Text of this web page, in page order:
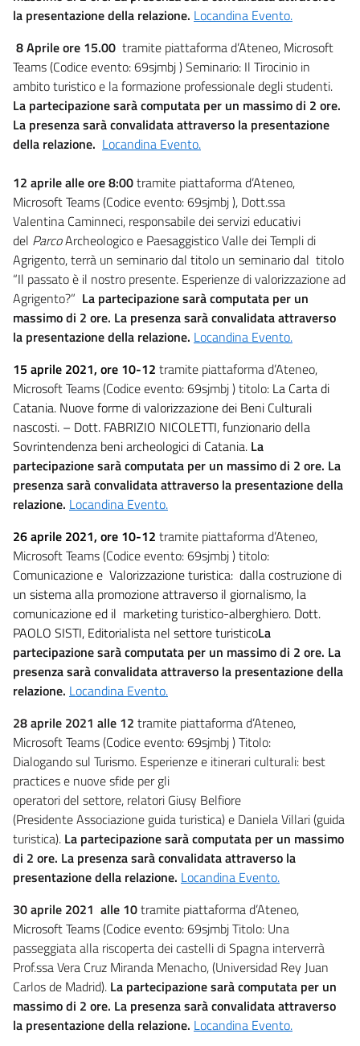
la presentazione della relazione. Locandina Evento.
8 Aprile ore 15.00 tramite piattaforma d’Ateneo, Microsoft
Teams (Codice evento: 69sjmbj ) Seminario: Il Tirocinio in
ambito turistico e la formazione professionale degli studenti.
La partecipazione sarà computata per un massimo di 2 ore.
La presenza sarà convalidata attraverso la presentazione
della relazione. Locandina Evento.
12 aprile alle ore 8:00tramite piattaforma d’Ateneo,
Microsoft Teams (Codice evento: 69sjmbj ), Dott.ssa
Valentina Caminneci, responsabile dei servizi educativi
del ParcoArcheologico e Paesaggistico Valle dei Templi di
Agrigento, terrà un seminario dal titolo un seminario dal titolo
“Il passato è il nostro presente. Esperienze di valorizzazione ad
Agrigento?” La partecipazione sarà computata per un
massimo di 2 ore. La presenza sarà convalidata attraverso
la presentazione della relazione. Locandina Evento.
15 aprile 2021, ore 10-12 tramite piattaforma d’Ateneo,
Microsoft Teams (Codice evento: 69sjmbj ) titolo: La Carta di
Catania. Nuove forme di valorizzazione dei Beni Culturali
nascosti. – Dott. FABRIZIO NICOLETTI, funzionario della
Sovrintendenza beni archeologici di Catania. La
partecipazione sarà computata per un massimo di 2 ore. La
presenza sarà convalidata attraverso la presentazione della
relazione. Locandina Evento.
26 aprile 2021, ore 10-12 tramite piattaforma d’Ateneo,
Microsoft Teams (Codice evento: 69sjmbj ) titolo:
Comunicazione e Valorizzazione turistica: dalla costruzione di
un sistema alla promozione attraverso il giornalismo, la
comunicazione ed il marketing turistico-alberghiero. Dott.
PAOLO SISTI, Editorialista nel settore turisticoLa
partecipazione sarà computata per un massimo di 2 ore. La
presenza sarà convalidata attraverso la presentazione della
relazione. Locandina Evento.
28 aprile 2021 alle 12 tramite piattaforma d’Ateneo,
Microsoft Teams (Codice evento: 69sjmbj )Titolo:
Dialogandosul Turismo. Esperienze e itinerari culturali: best
practices e nuove sfide per gli
operatori del settore, relatori Giusy Belfiore
(Presidente Associazione guida turistica) e Daniela Villari (guida
turistica). La partecipazione sarà computata per un massimo
di 2 ore. La presenza sarà convalidata attraverso la
presentazione della relazione. Locandina Evento.
30 aprile 2021 alle 10tramite piattaforma d’Ateneo,
Microsoft Teams (Codice evento: 69sjmbj Titolo: Una
passeggiata alla riscoperta dei castelli di Spagna interverrà
Prof.ssa Vera Cruz Miranda Menacho, (Universidad Rey Juan
Carlos de Madrid). La partecipazione sarà computata per un
massimo di 2 ore. La presenza sarà convalidata attraverso
la presentazione della relazione. Locandina Evento.